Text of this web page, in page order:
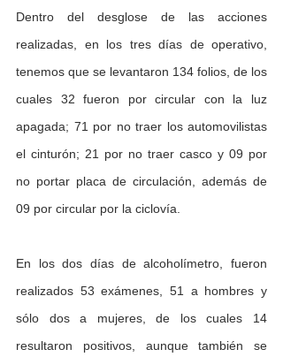
Dentro del desglose de las acciones
realizadas, en los tres días de operativo,
tenemos que se levantaron 134 folios, de los
cuales 32 fueron por circular con la luz
apagada; 71 por no traer los automovilistas
el cinturón; 21 por no traer casco y 09 por
no portar placa de circulación, además de
09 por circular por la ciclovía.
En los dos días de alcoholímetro, fueron
realizados 53 exámenes, 51 a hombres y
sólo dos a mujeres, de los cuales 14
resultaron positivos, aunque también se